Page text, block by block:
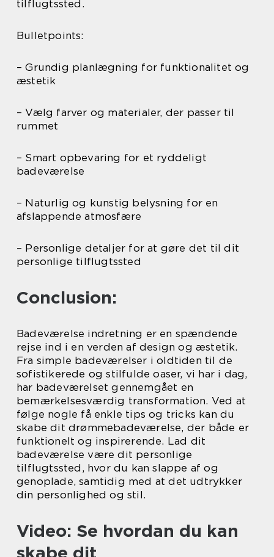
tilflugtssted.
Bulletpoints:
– Grundig planlægning for funktionalitet og
æstetik
– Vælg farver og materialer, der passer til
rummet
– Smart opbevaring for et ryddeligt
badeværelse
– Naturlig og kunstig belysning for en
afslappende atmosfære
– Personlige detaljer for at gøre det til dit
personlige tilflugtssted
Conclusion:
Badeværelse indretning er en spændende
rejse ind i en verden af design og æstetik.
Fra simple badeværelser i oldtiden til de
sofistikerede og stilfulde oaser, vi har i dag,
har badeværelset gennemgået en
bemærkelsesværdig transformation. Ved at
følge nogle få enkle tips og tricks kan du
skabe dit drømmebadeværelse, der både er
funktionelt og inspirerende. Lad dit
badeværelse være dit personlige
tilflugtssted, hvor du kan slappe af og
genoplade, samtidig med at det udtrykker
din personlighed og stil.
Video: Se hvordan du kan